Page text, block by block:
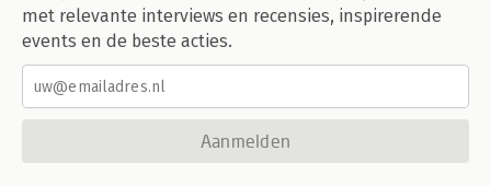
met relevante interviews en recensies, inspirerende
events en de beste acties.
Aanmelden